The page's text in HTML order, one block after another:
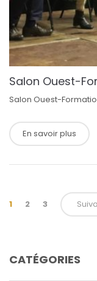
Salon Ouest-
Salon Ouest-
En savoir plus
1 2 3
CATÉGORIES